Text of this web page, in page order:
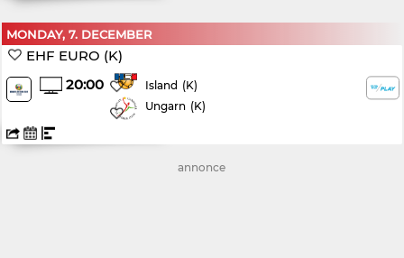
MONDAY, 7. DECEMBER
EHF EURO (K)
20:00
Island (K)
Ungarn (K)
annonce